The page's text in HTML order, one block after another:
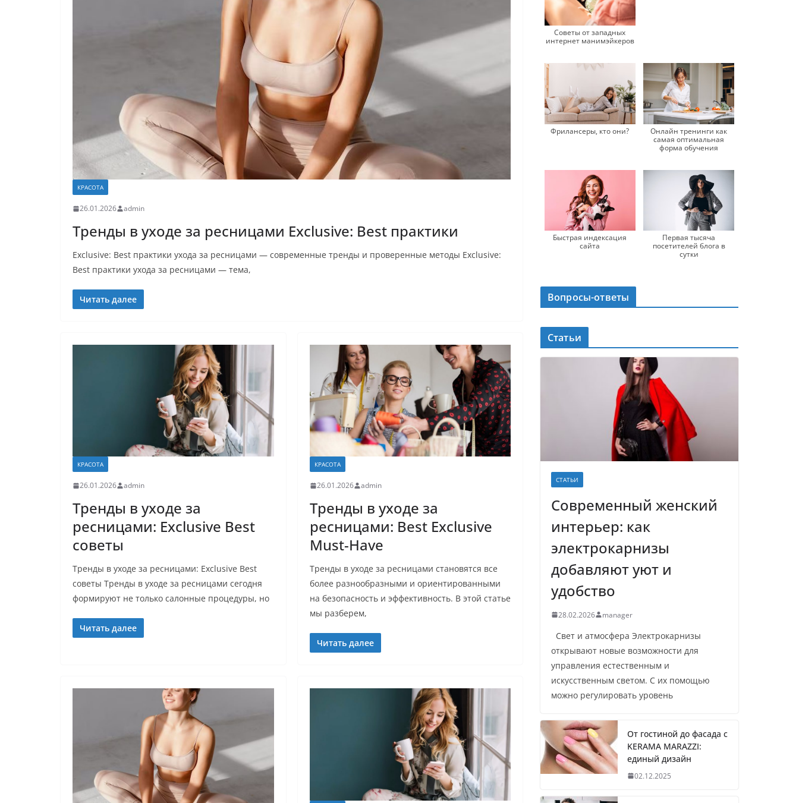
КРАСОТА
26.01.2026 admin
Тренды в уходе за ресницами Exclusive: Best практики
Exclusive: Best практики ухода за ресницами — современные тренды и проверенные методы Exclusive:
Best практики ухода за ресницами — тема,
Читать далее
КРАСОТА
26.01.2026 admin
Тренды в уходе за
ресницами: Exclusive Best
советы
Тренды в уходе за ресницами: Exclusive Best
советы Тренды в уходе за ресницами сегодня
формируют не только салонные процедуры, но
Читать далее
КРАСОТА
26.01.2026 admin
Тренды в уходе за
ресницами: Best Exclusive
Must-Have
Тренды в уходе за ресницами становятся все
более разнообразными и ориентированными
на безопасность и эффективность. В этой статье
мы разберем,
Читать далее
Советы от западных
интернет манимэйкеров
Фрилансеры, кто они?
Онлайн тренинги как
самая оптимальная
форма обучения
Быстрая индексация
сайта
Первая тысяча
посетителей блога в
сутки
Вопросы-ответы
Статьи
СТАТЬИ
Современный женский
интерьер: как
электрокарнизы
добавляют уют и
удобство
28.02.2026 manager
Свет и атмосфера Электрокарнизы
открывают новые возможности для
управления естественным и
искусственным светом. С их помощью
можно регулировать уровень
От гостиной до фасада с
KERAMA MARAZZI:
единый дизайн
02.12.2025